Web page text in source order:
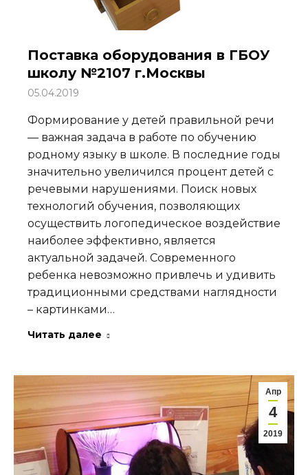
Поставка оборудования в ГБОУ
школу №2107 г.Москвы
05.04.2019
Формирование у детей правильной речи
— важная задача в работе по обучению
родному языку в школе. В последние годы
значительно увеличился процент детей с
речевыми нарушениями. Поиск новых
технологий обучения, позволяющих
осуществить логопедическое воздействие
наиболее эффективно, является
актуальной задачей. Современного
ребенка невозможно привлечь и удивить
традиционными средствами наглядности
– картинками…
Читать далее
Апр
4
2019